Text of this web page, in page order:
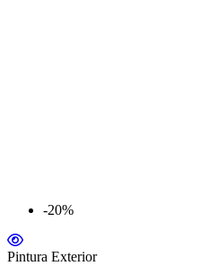
-20%
Pintura Exterior